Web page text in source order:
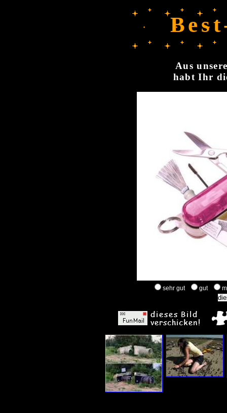
Aus
habt Ihr
sehr gut gut